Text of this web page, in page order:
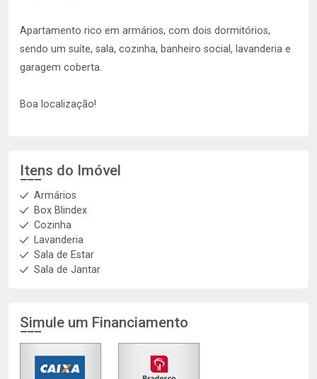
Apartamento rico em armários, com dois dormitórios,
sendo um suíte, sala, cozinha, banheiro social, lavanderia e
garagem coberta.
Boa localização!
Itens do Imóvel
Armários
Box Blindex
Cozinha
Lavanderia
Sala de Estar
Sala de Jantar
Simule um Financiamento